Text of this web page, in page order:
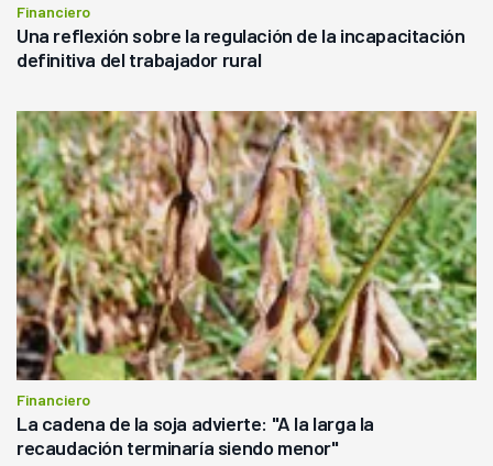
Financiero
Una reflexión sobre la regulación de la incapacitación
definitiva del trabajador rural
Financiero
La cadena de la soja advierte: "A la larga la
recaudación terminaría siendo menor"